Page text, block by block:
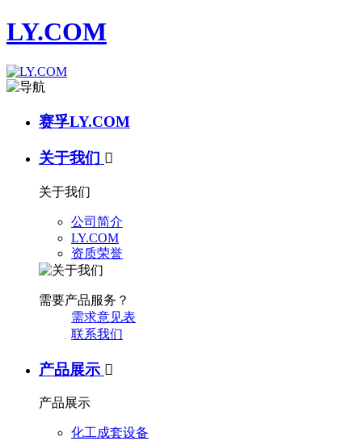
LY.COM
赛孚LY.COM
关于我们 
关于我们
公司简介
LY.COM
资质荣誉
需要产品服务？
需求意见表
联系我们
产品展示 
产品展示
化工成套设备